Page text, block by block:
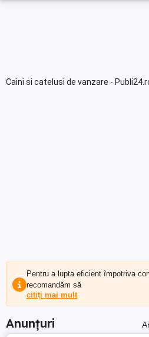
Caini si catelusi de vanzare -
Pentru a lupta eficient împotriva
recomandăm să
citiți mai mult
Anunțuri